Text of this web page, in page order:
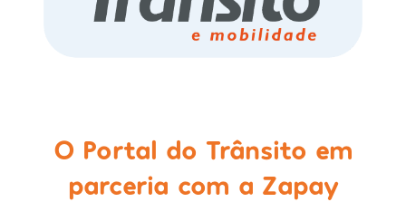
O Portal do Trânsito em
parceria com a Zapay